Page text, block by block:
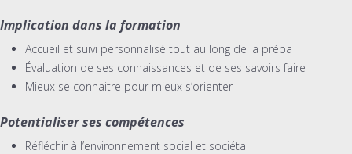
Implication dans la formation
Accueil et suivi personnalisé tout au long de la prépa
Évaluation de ses connaissances et de ses savoirs faire
Mieux se connaitre pour mieux s’orienter
Potentialiser ses compétences
Réfléchir à l’environnement social et sociétal